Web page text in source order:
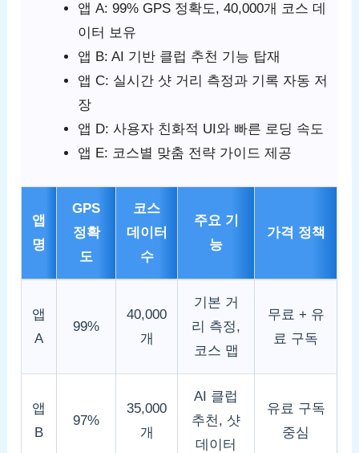
앱 A: 99% GPS 정확도, 40,000개 코스 데
이터 보유
앱 B: AI 기반 클럽 추천 기능 탑재
앱 C: 실시간 샷 거리 측정과 기록 자동 저
장
앱 D: 사용자 친화적 UI와 빠른 로딩 속도
앱 E: 코스별 맞춤 전략 가이드 제공
앱
명
GPS
정확
도
코스
데이터
수
주요 기
능
가격 정책
앱
A
99%
40,000
개
기본 거
리 측정,
코스 맵
무료 + 유
료 구독
앱
B
97%
35,000
개
AI 클럽
추천, 샷
데이터
유료 구독
중심